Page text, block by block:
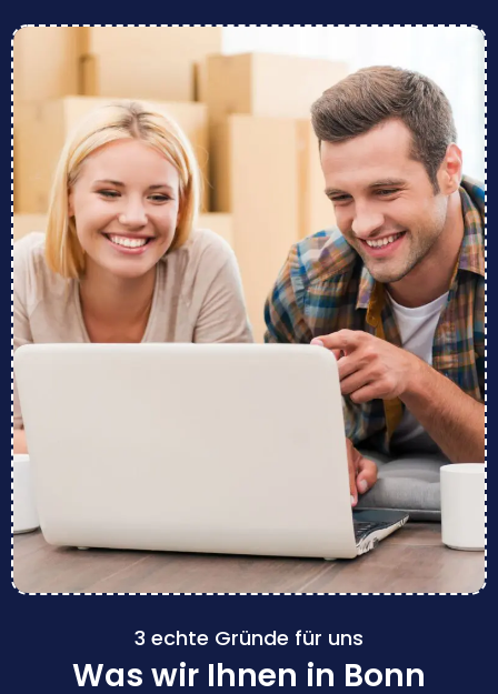
3 echte Gründe für uns
Was wir Ihnen in Bonn